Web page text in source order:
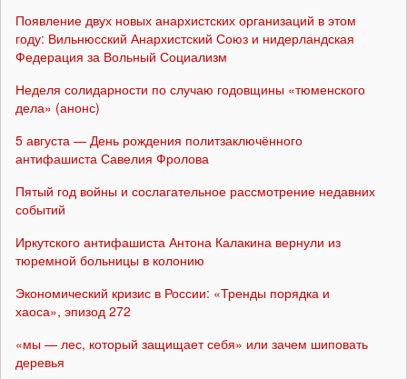
Появление двух новых анархистских организаций в этом
году: Вильнюсский Анархистский Союз и нидерландская
Федерация за Вольный Социализм
Неделя солидарности по случаю годовщины «тюменского
дела» (анонс)
5 августа — День рождения политзаключённого
антифашиста Савелия Фролова
Пятый год войны и сослагательное рассмотрение недавних
событий
Иркутского антифашиста Антона Калакина вернули из
тюремной больницы в колонию
Экономический кризис в России: «Тренды порядка и
хаоса», эпизод 272
«мы — лес, который защищает себя» или зачем шиповать
деревья